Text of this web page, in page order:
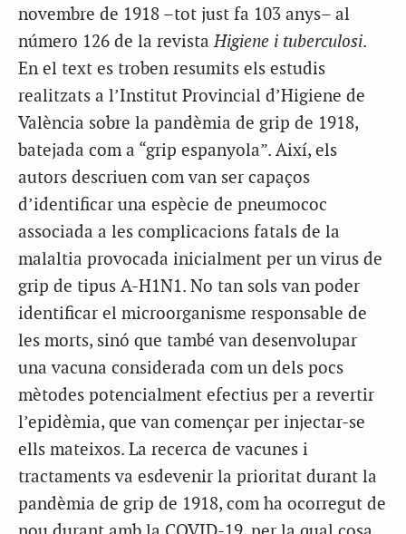
novembre de 1918 –tot just fa 103 anys– al
número 126 de la revistaHigiene i tuberculosi.
En el text es troben resumits els estudis
realitzats a l’Institut Provincial d’Higiene de
València sobre la pandèmia de grip de 1918,
batejada com a “grip espanyola”. Així, els
autors descriuen com van ser capaços
d’identificar una espècie de pneumococ
associada a les complicacions fatals de la
malaltia provocada inicialment per un virus de
grip de tipus A-H1N1. No tan sols van poder
identificar el microorganisme responsable de
les morts, sinó que també van desenvolupar
una vacuna considerada com un dels pocs
mètodes potencialment efectius per a revertir
l’epidèmia, que van començar per injectar-se
ells mateixos. La recerca de vacunes i
tractaments va esdevenir la prioritat durant la
pandèmia de grip de 1918, com ha ocorregut de